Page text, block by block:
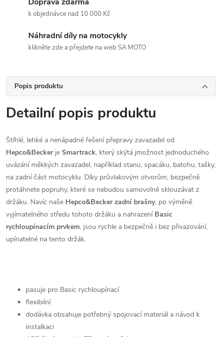
k objednávce nad 10 000 Kč
Náhradní díly na motocykly
klikněte zde a přejdete na web SA MOTO
Popis produktu
Detailní popis produktu
Štíhlé, lehké a nenápadné řešení přepravy zavazadel od
Hepco&Beckerje Smartrack, který skýtá jmožnost jednoduchého
uvázání měkkých zavazadel, například stanu, spacáku, batohu, tašky,
na zadní část motocyklu. Díky průvlakovým otvorům, bezpečně
protáhnete popruhy, které se nebudou samovolně sklouzávat z
držáku. Navíc naše Hepco&Becker zadní brašny, po výměně
vyjímatelného středu tohoto držáku a nahrazení Basic
rychloupínacím prvkem, jsou rychle a bezpečně i bez přivazování,
upínatelné na tento držák.
pasuje pro Basic rychloupínací
flexibilní
dodávka obsahuje potřebný spojovací materiál a návod k
instalkaci